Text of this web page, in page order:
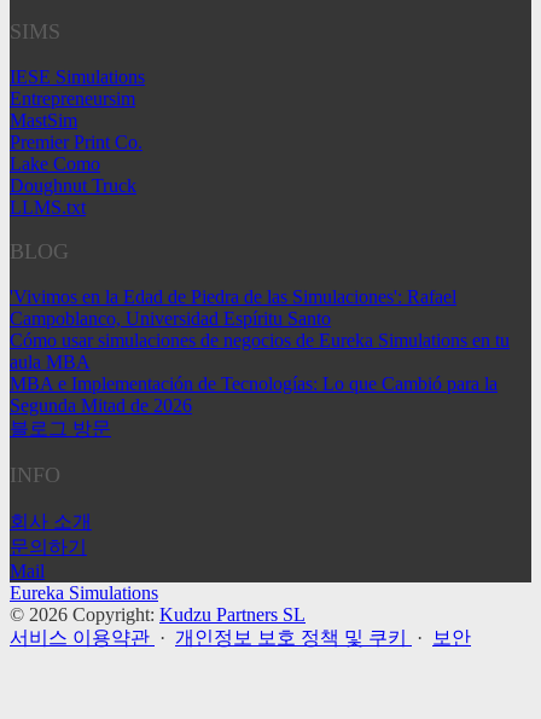
SIMS
IESE Simulations
Entrepreneursim
MastSim
Premier Print Co.
Lake Como
Doughnut Truck
LLMS.txt
BLOG
'Vivimos en la Edad de Piedra de las Simulaciones': Rafael
Campoblanco, Universidad Espíritu Santo
Cómo usar simulaciones de negocios de Eureka Simulations en tu
aula MBA
MBA e Implementación de Tecnologías: Lo que Cambió para la
Segunda Mitad de 2026
블로그 방문
INFO
회사 소개
문의하기
Mail
Eureka Simulations
© 2026 Copyright: Kudzu Partners SL
서비스 이용약관 · 개인정보 보호 정책 및 쿠키 · 보안